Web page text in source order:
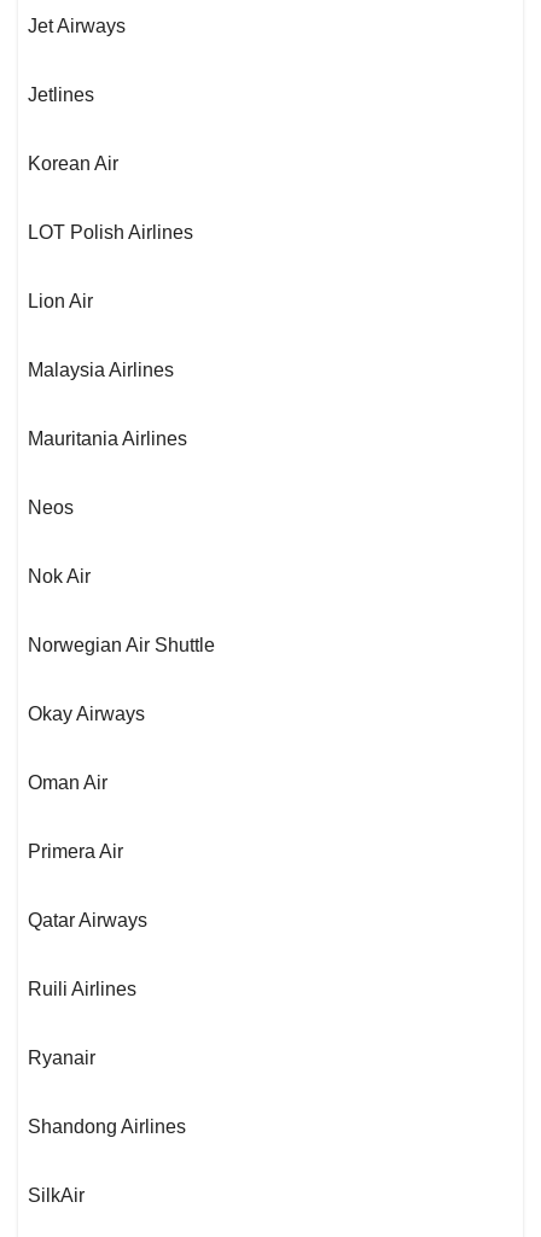
Jet Airways
Jetlines
Korean Air
LOT Polish Airlines
Lion Air
Malaysia Airlines
Mauritania Airlines
Neos
Nok Air
Norwegian Air Shuttle
Okay Airways
Oman Air
Primera Air
Qatar Airways
Ruili Airlines
Ryanair
Shandong Airlines
SilkAir